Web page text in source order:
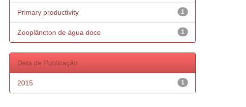
1
Primary productivity
1
Zooplâncton de água doce
Data de Publicação
1
2015